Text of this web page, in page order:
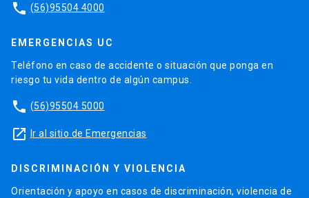
phone (56)95504 4000
EMERGENCIAS UC
Teléfono en caso de accidente o situación que ponga en
riesgo tu vida dentro de algún campus.
phone (56)95504 5000
launch Ir al sitio de Emergencias
DISCRIMINACIÓN Y VIOLENCIA
Orientación y apoyo en casos de discriminación, violencia de